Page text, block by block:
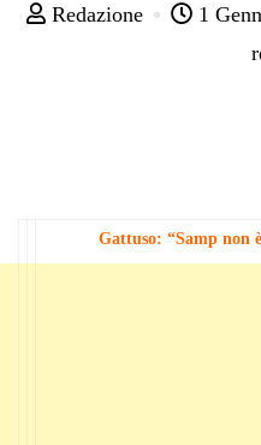
Redazione 1
Gattuso: “Samp non